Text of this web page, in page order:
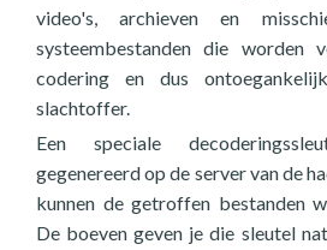
video's, archieven en
systeembestanden die worden
codering en dus
slachtoffer.
Een speciale
gegenereerd op de server van de
kunnen de getroffen bestanden
De boeven geven je die sleutel